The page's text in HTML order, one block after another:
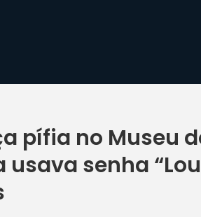
pífia no Museu
senha